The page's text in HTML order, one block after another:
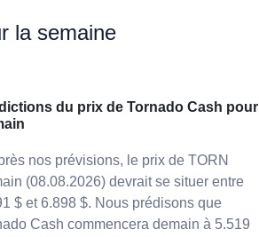
la semaine
du prix de Tornado Cash pour
nos prévisions, le prix de TORN
(08.08.2026) devrait se situer entre
$ et 6.898 $. Nous prédisons que
Cash commencera demain à 5.519